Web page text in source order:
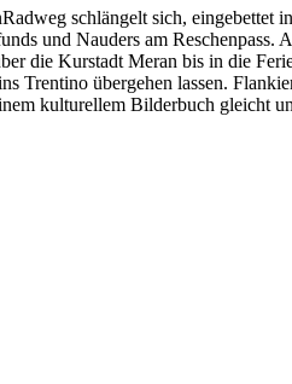
schlängelt sich, eingebettet
und Nauders am Reschenpass.
die Kurstadt Meran bis in die
Trentino übergehen lassen.
kulturellem Bilderbuch gleicht